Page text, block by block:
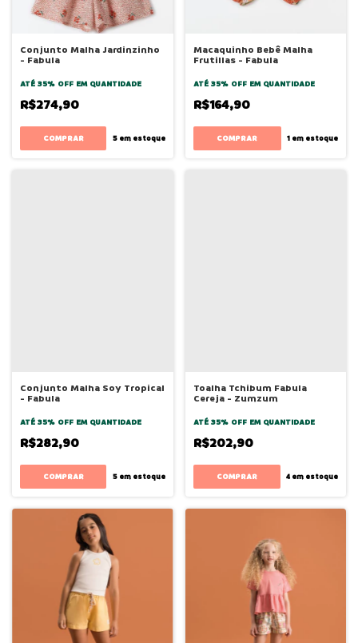
Conjunto Malha Jardinzinho
- Fabula
ATÉ 35% OFF EM QUANTIDADE
R$274,90
COMPRAR 5em estoque
Macaquinho Bebê Malha
Frutillas - Fabula
ATÉ 35% OFF EM QUANTIDADE
R$164,90
COMPRAR 1 em estoque
Conjunto Malha Soy Tropical
- Fabula
ATÉ 35% OFF EM QUANTIDADE
R$282,90
COMPRAR 5em estoque
Toalha Tchibum Fabula
Cereja - Zumzum
ATÉ 35% OFF EM QUANTIDADE
R$202,90
4 em estoque